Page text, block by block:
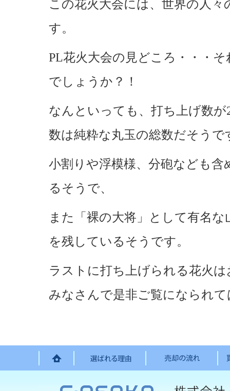
この花火大会には、世界の人
す。
PL花火大会の見どころ・・・
でしょうか？！
なんといっても、打ち上げ数
数は純粋な丸玉の総数だそうで
小割りや浮模様、分砲なども含
るそうで、
また「裸の大将」として有名
を残しているそうです。
ラストに打ち上げられる花火
みなさんで是非ご覧になられて